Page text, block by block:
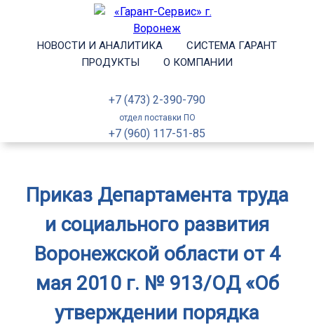
НОВОСТИ И АНАЛИТИКА
СИСТЕМА ГАРАНТ
ПРОДУКТЫ
О КОМПАНИИ
+7 (473) 2-390-790
отдел поставки ПО
+7 (960) 117-51-85
Приказ Департамента труда
и социального развития
Воронежской области от 4
мая 2010 г. № 913/ОД «Об
утверждении порядка